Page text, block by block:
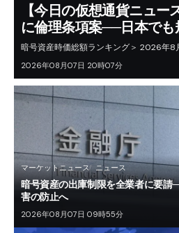
【今日の仮想通貨ニュ
に倫理条項案──日本で
暗号資産時価総額ランキング＞ 2026年8
2026年08月07日 20時07分
マーケットニュース ニュース
暗号資産の出庫制限を全業者に要請
害の防止へ
2026年08月07日 09時55分